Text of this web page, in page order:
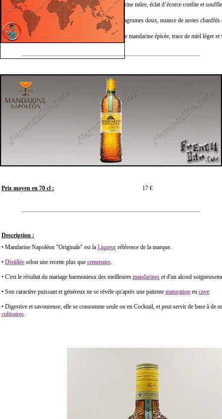
Nez : Bouquet vif de mandarine mûre, éclat d’écorce confite et
Bouche : Texture ample sur les agrumes doux, nuance de zestes
Finale : Allonge chaleureuse de mandarine épicée, trace de miel léger
Prix moyen en 70 cl : 17 €
Description :
• Mandarine Napoléon "Originale" est la Liqueur référence de la marque.
• Distillée selon une recette plus que centenaire.
• C'est le résultat du mariage harmonieux des meilleures mandarines et d'un alcool
• Son caractère puissant et généreux ne se révèle qu'après une patiente maturation en cave.
• Digestive et savoureuse, elle se consomme seule ou en Cocktail, et peut servir de base à de
culinaires.